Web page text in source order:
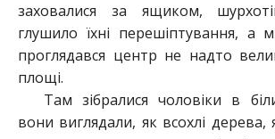
заховалися за ящиком,
глушило їхні перешіптування, а
проглядався центр не надто
площі.
Там зібралися чоловіки в
вони виглядали, як всохлі дерева,